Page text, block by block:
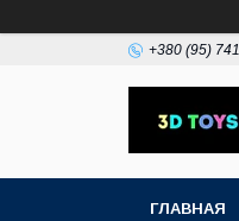
+380 (95)
ГЛАВНАЯ